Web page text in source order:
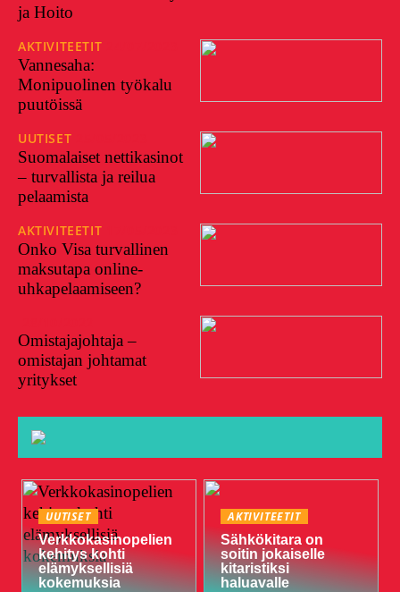
ja Hoito
AKTIVITEETIT
Vannesaha:
Monipuolinen työkalu
puutöissä
UUTISET
Suomalaiset nettikasinot
– turvallista ja reilua
pelaamista
AKTIVITEETIT
Onko Visa turvallinen
maksutapa online-
uhkapelaamiseen?
Omistajajohtaja –
omistajan johtamat
yritykset
UUTISET
Verkkokasinopelien
kehitys kohti
elämyksellisiä
kokemuksia
AKTIVITEETIT
Sähkökitara on
soitin jokaiselle
kitaristiksi
haluavalle